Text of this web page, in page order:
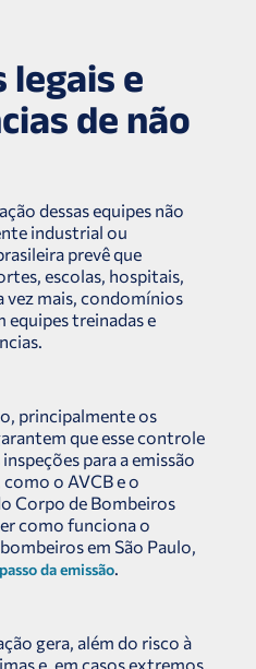
legais e
de não
dessas equipes não
industrial ou
prevê que
escolas, hospitais,
vez mais, condomínios
equipes treinadas e
principalmente os
que esse controle
para a emissão
o AVCB e o
Corpo de Bombeiros
como funciona o
em São Paulo,
da emissão.
gera, além do risco à
e, em casos extremos,